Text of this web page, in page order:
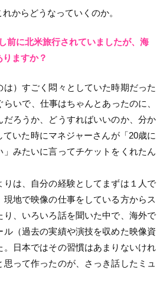
からどうなっていくのか。
前に北米旅行されていましたが、海
ますか？
は）すごく悶々としていた時期だった
いで、仕事はちゃんとあったのに、
だろうか、どうすればいいのか、分か
いた時にマネジャーさんが「20歳に
」みたいに言ってチケットをくれたん
りは、自分の経験としてまずは１人で
地で映像の仕事をしている方からス
り、いろいろ話を聞いた中で、海外で
ル（過去の実績や演技を収めた映像資
。日本ではその習慣はあまりないけれ
って作ったのが、さっき話したミュ